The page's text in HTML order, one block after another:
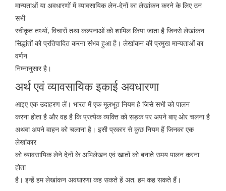
मान्यताओं या अवधारणों में व्यावसायिक लेन-देनों का लेखांकन करने के लिए उन
सभी
स्वीकृत तथ्यों, विचारों तथा कल्पनाओं को शामिल किया जाता है जिनसे लेखांकन
सिद्धांतों को प्रतिपादित करना संभव हुआ है। लेखांकन की प्रमुख मान्यताओं का
वर्णन
निम्नानुसार है।
अर्थ एवं व्यावसायिक इकाई अवधारणा
आइए एक उदाहरण लें। भारत में एक मूलभूत नियम हे जिसे सभी को पालन
करना होता है और वह है कि प्रत्येक व्यक्ति को सड़क पर अपने बाए ओर चलना है
अथवा अपने वाहन को चलाना है। इसी प्रकार से कुछ नियम हैं जिनका एक
लेखांकार
को व्यावसायिक लेने देनों के अभिलेखन एवं खातों को बनाते समय पालन करना
होता
है। इन्हें हम लेखांकन अवधारणा कह सकते हें अत: हम कह सकते हैं।